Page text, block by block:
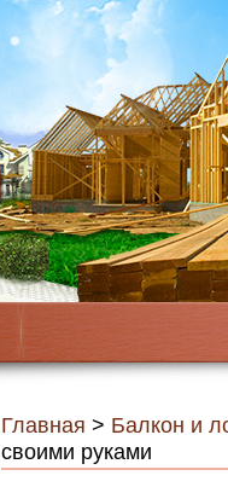
Главная > Балкон и
своими руками